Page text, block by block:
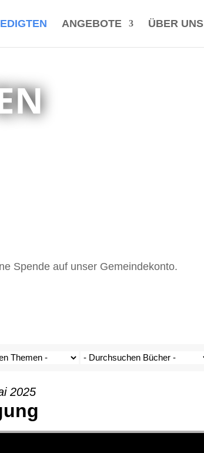
ANGEBOTE ÜBER UNS
Spende auf unser Gemeindekonto.
2025